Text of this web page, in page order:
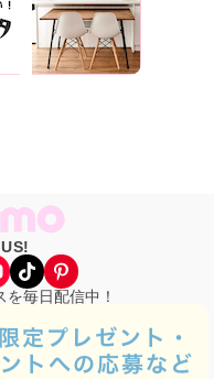
TikTok Pinterest
毎日配信中！